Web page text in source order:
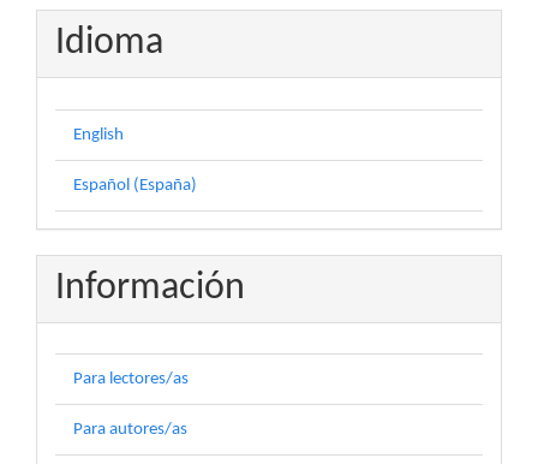
Idioma
English
Español (España)
Información
Para lectores/as
Para autores/as